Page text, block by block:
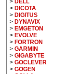
> DELL
> DICOTA
> DIGITUS
> DYNAVIX
> EMGETON
> EVOLVE
> FORTRON
> GARMIN
> GIGABYTE
> GOCLEVER
> GOGEN